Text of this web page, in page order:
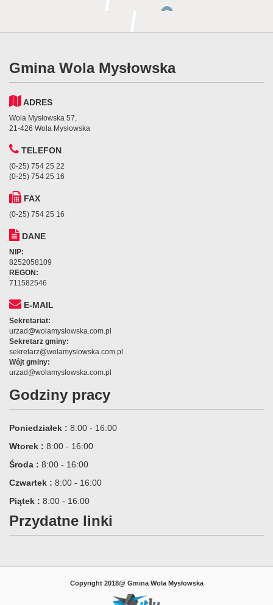
Gmina Wola Mysłowska
ADRES
Wola Mysłowska 57,
21-426 Wola Mysłowska
TELEFON
(0-25) 754 25 22
(0-25) 754 25 16
FAX
(0-25) 754 25 16
DANE
NIP:
8252058109
REGON:
711582546
E-MAIL
Sekretariat:
urzad@wolamyslowska.com.pl
Sekretarz gminy:
sekretarz@wolamyslowska.com.pl
Wójt gminy:
urzad@wolamyslowska.com.pl
Godziny pracy
Poniedziałek : 8:00 - 16:00
Wtorek : 8:00 - 16:00
Środa : 8:00 - 16:00
Czwartek : 8:00 - 16:00
Piątek : 8:00 - 16:00
Przydatne linki
Copyright 2018@ Gmina Wola Mysłowska